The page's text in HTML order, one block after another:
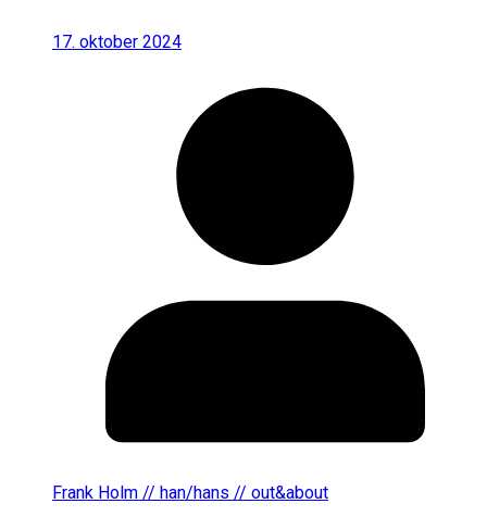
17. oktober 2024
Frank Holm // han/hans // out&about